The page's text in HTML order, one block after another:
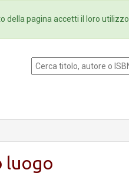
Newsletter Ebookstore
luogo
della pagina accetti il loro utilizzo.